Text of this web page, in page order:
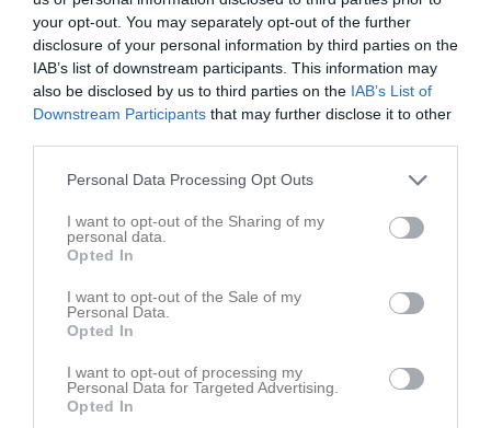
your opt-out. You may separately opt-out of the further
disclosure of your personal information by third parties on the
IAB’s list of downstream participants. This information may
also be disclosed by us to third parties on the IAB’s List of
Downstream Participants that may further disclose it to other
Personal Data Processing Opt Outs
I want to opt-out of the Sharing of my
personal data.
Opted In
I want to opt-out of the Sale of my
Personal Data.
Opted In
I want to opt-out of processing my
Personal Data for Targeted Advertising.
Opted In
Bowling 3 mar 0
Finaldags i Korpen, 17:30 2 Mars
Efter de sista spelade matcherna igår kväll står det nu klart vilka lag som möts i finalspelet måndagen den 2 Mars. Bogeys som vann sin sista match efter dramatik, klev därmed upp på en fjärde och sista slutspelsplats. On top och Uppåkra slutade inte bara på samma poäng, utan även samma diff. Avgörande för vem som skulle hamna överst blev därmed inbördes möten, och detta vanns av On Top. Så semifinalerna spelas kl 17:30 mellan: Bana 1-2: On Top - Bogeys Bana 3-4: Uppåkra - PRO 80+ Vinnarna möts firekt efter i final på bana 1-2 Bronsmatchen spelas på bana 3-4 samtidigt. Varmt välkomna att komma och heja på i finalspelet!
Bowling 24 feb 0
Visa fler nyheter